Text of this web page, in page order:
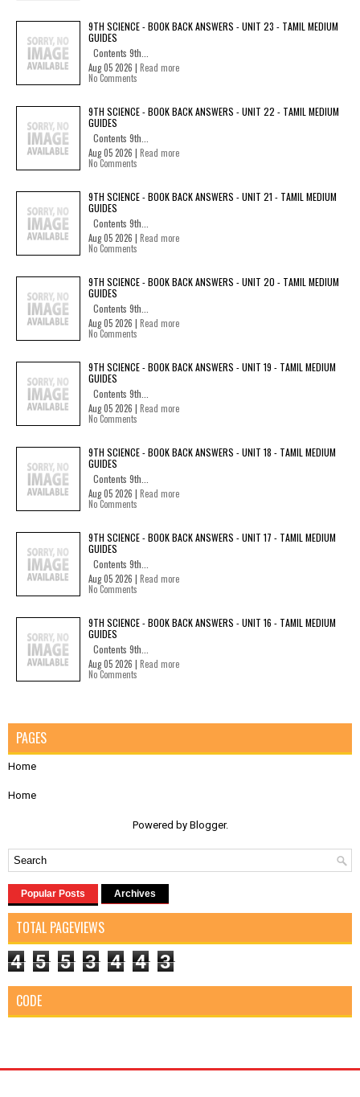
9TH SCIENCE - BOOK BACK ANSWERS - UNIT 23 - TAMIL MEDIUM
GUIDES
Contents 9th...
Aug 05 2026 | Read more
No Comments
9TH SCIENCE - BOOK BACK ANSWERS - UNIT 22 - TAMIL MEDIUM
GUIDES
Contents 9th...
Aug 05 2026 | Read more
No Comments
9TH SCIENCE - BOOK BACK ANSWERS - UNIT 21 - TAMIL MEDIUM
GUIDES
Contents 9th...
Aug 05 2026 | Read more
No Comments
9TH SCIENCE - BOOK BACK ANSWERS - UNIT 20 - TAMIL MEDIUM
GUIDES
Contents 9th...
Aug 05 2026 | Read more
No Comments
9TH SCIENCE - BOOK BACK ANSWERS - UNIT 19 - TAMIL MEDIUM
GUIDES
Contents 9th...
Aug 05 2026 | Read more
No Comments
9TH SCIENCE - BOOK BACK ANSWERS - UNIT 18 - TAMIL MEDIUM
GUIDES
Contents 9th...
Aug 05 2026 | Read more
No Comments
9TH SCIENCE - BOOK BACK ANSWERS - UNIT 17 - TAMIL MEDIUM
GUIDES
Contents 9th...
Aug 05 2026 | Read more
No Comments
9TH SCIENCE - BOOK BACK ANSWERS - UNIT 16 - TAMIL MEDIUM
GUIDES
Contents 9th...
Aug 05 2026 | Read more
No Comments
PAGES
Home
Home
Powered by Blogger.
Popular Posts Archives
TOTAL PAGEVIEWS
4 5 5 3 4 4 3
CODE